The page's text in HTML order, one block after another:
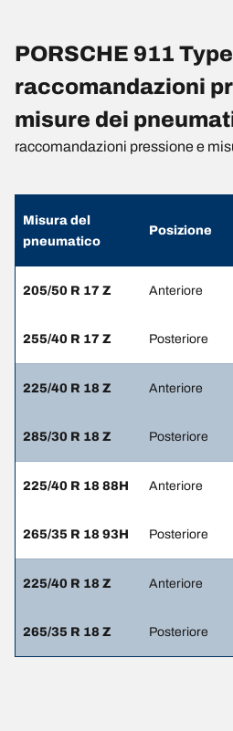
PORSCHE 911
raccomandazioni
misure dei
raccomandazioni pressione e
Misura del
pneumatico
Posizione
205/50 R 17 Z Anteriore
255/40 R 17 Z Posteriore
225/40 R 18 Z Anteriore
285/30 R 18 Z Posteriore
225/40 R 18 88H Anteriore
265/35 R 18 93H Posteriore
225/40 R 18 Z Anteriore
265/35 R 18 Z Posteriore